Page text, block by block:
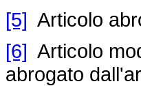
[5] Articolo
[6] Articolo
abrogato